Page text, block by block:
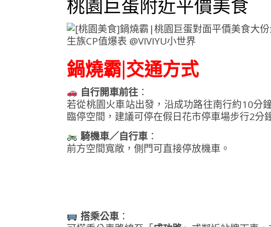
桃園巨蛋附近平價美食
鍋燒霸|交通方式
自行開車前往：
若從桃園火車站出發，沿成功路往南行約10分
臨停空間，建議可停在假日花市停車場步行2分
騎機車／自行車：
前方空間寬敞，側門可直接停放機車。
搭乘公車：